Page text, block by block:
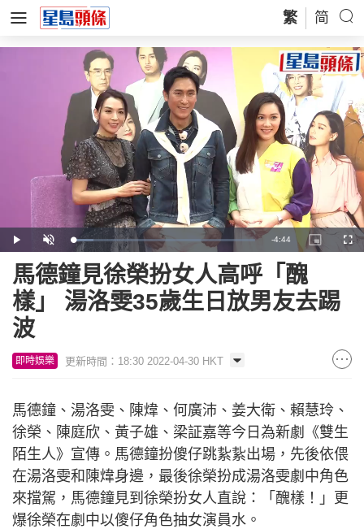
繁 简
Play Unmute Loaded:
11.04%
Remaining
Time
-4:44
Picture-
in-
馬德鐘見徐榮扮女人高呼「醜
樣」 湯洛雯35歲生日放男友去踢
波
即時娛樂 更新時間：18:30 2022-04-30 HKT
馬德鐘、湯洛雯、陳煒、何廣沛、姜大衛、賴慧玲、
徐榮、陳庭欣、黃子雄、梁証嘉等今日為新劇《雙生
陌生人》宣傳。馬德鐘扮傻仔跳紥紥出場，先後依偎
在湯洛雯和陳煒身邊，最後徐榮扮成湯洛雯劇中角色
來擋駕，馬德鐘見到徐榮扮女人直說：「醜樣！」更
爆徐榮在劇中以傻仔角色抽女演員水。